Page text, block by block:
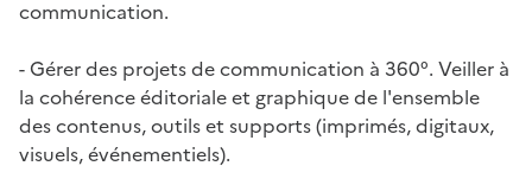
communication.
- Gérer des projets de communication à 360°. Veiller à
la cohérence éditoriale et graphique de l'ensemble
des contenus, outils et supports (imprimés, digitaux,
visuels, événementiels).